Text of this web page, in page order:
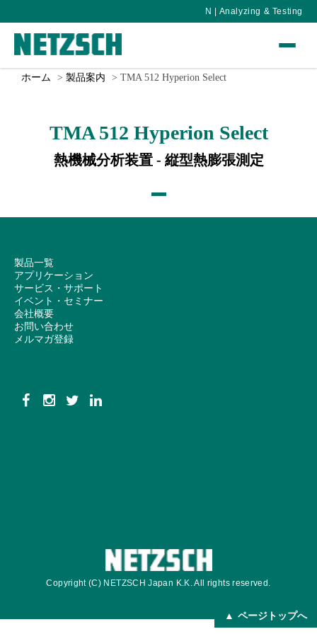
N | Analyzing & Testing
ホーム 製品案内 TMA 512 Hyperion Select
TMA 512 Hyperion Select
熱機械分析装置 - 縦型熱膨張測定
ページトップへ
製品一覧
アプリケーション
サービス・サポート
イベント・セミナー
会社概要
お問い合わせ
メルマガ登録
Copyright (C) NETZSCH Japan K.K. All rights reserved.